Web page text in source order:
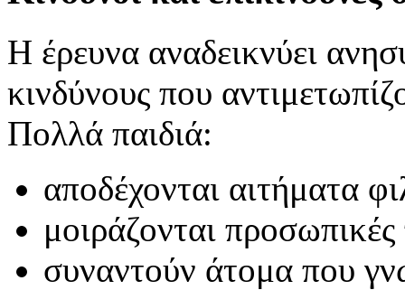
Η έρευνα αναδεικνύει
κινδύνους που
Πολλά παιδιά:
αποδέχονται αιτήματα
μοιράζονται
συναντούν άτομα που